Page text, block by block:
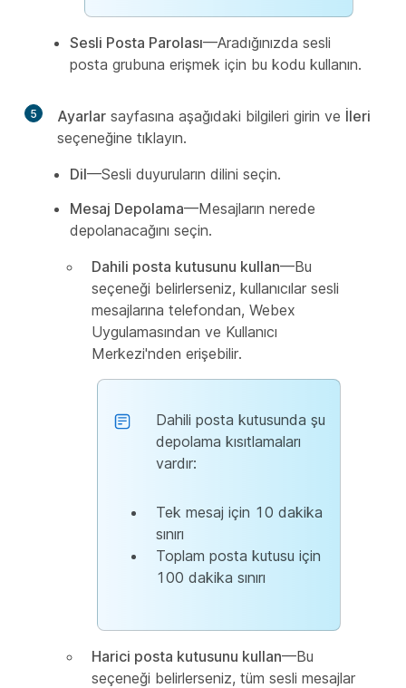
Sesli Posta Parolası—Aradığınızda sesli
posta grubuna erişmek için bu kodu kullanın.
5 Ayarlar sayfasına aşağıdaki bilgileri girin ve İleri
seçeneğine tıklayın.
Dil—Sesli duyuruların dilini seçin.
Mesaj Depolama—Mesajların nerede
depolanacağını seçin.
Dahili posta kutusunu kullan—Bu
seçeneği belirlerseniz, kullanıcılar sesli
mesajlarına telefondan, Webex
Uygulamasından ve Kullanıcı
Merkezi'nden erişebilir.
Dahili posta kutusunda şu
depolama kısıtlamaları
vardır:
Tek mesaj için 10 dakika
sınırı
Toplam posta kutusu için
100 dakika sınırı
Harici posta kutusunu kullan—Bu
seçeneği belirlerseniz, tüm sesli mesajlar